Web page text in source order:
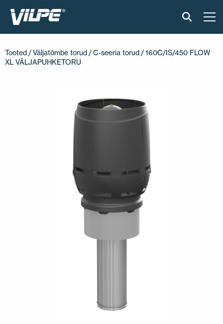
VÕTA MEIEGA ÜHENDUST
PL LV
Tooted /Väljatõmbe torud /C-seeria torud / 160C/IS/450 FLOW
XL VÄLJAPUHKETORU